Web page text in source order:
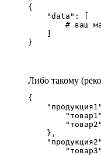
{
    "data": [
# ваш
    ]
}
Либо такому
{
    },